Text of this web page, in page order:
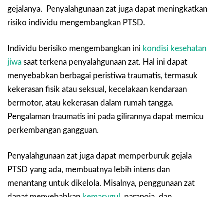
gejalanya. Penyalahgunaan zat juga dapat meningkatkan
risiko individu mengembangkan PTSD.
Individu berisiko mengembangkan ini kondisi kesehatan
jiwa saat terkena penyalahgunaan zat. Hal ini dapat
menyebabkan berbagai peristiwa traumatis, termasuk
kekerasan fisik atau seksual, kecelakaan kendaraan
bermotor, atau kekerasan dalam rumah tangga.
Pengalaman traumatis ini pada gilirannya dapat memicu
perkembangan gangguan.
Penyalahgunaan zat juga dapat memperburuk gejala
PTSD yang ada, membuatnya lebih intens dan
menantang untuk dikelola. Misalnya, penggunaan zat